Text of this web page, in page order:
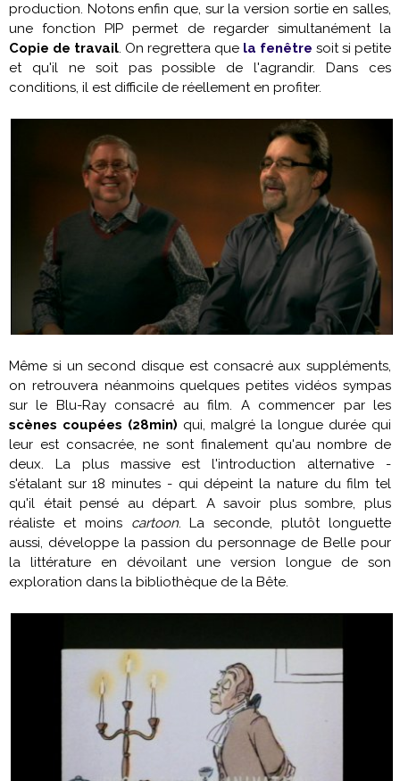
production. Notons enfin que, sur la version sortie en salles,
une fonction PIP permet de regarder simultanément la
Copie de travail. On regrettera que la fenêtre soit si petite
et qu'il ne soit pas possible de l'agrandir. Dans ces
conditions, il est difficile de réellement en profiter.
Même si un second disque est consacré aux suppléments,
on retrouvera néanmoins quelques petites vidéos sympas
sur le Blu-Ray consacré au film. A commencer par les
scènes coupées (28min) qui, malgré la longue durée qui
leur est consacrée, ne sont finalement qu'au nombre de
deux. La plus massive est l'introduction alternative -
s'étalant sur 18 minutes - qui dépeint la nature du film tel
qu'il était pensé au départ. A savoir plus sombre, plus
réaliste et moins cartoon. La seconde, plutôt longuette
aussi, développe la passion du personnage de Belle pour
la littérature en dévoilant une version longue de son
exploration dans la bibliothèque de la Bête.